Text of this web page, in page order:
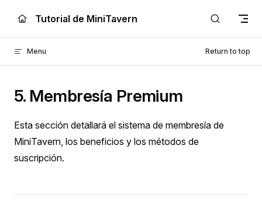
Skip to content
Tutorial de MiniTavern
Menu Return to top
5. Membresía Premium
Esta sección detallará el sistema de membresía de
MiniTavern, los beneficios y los métodos de
suscripción.